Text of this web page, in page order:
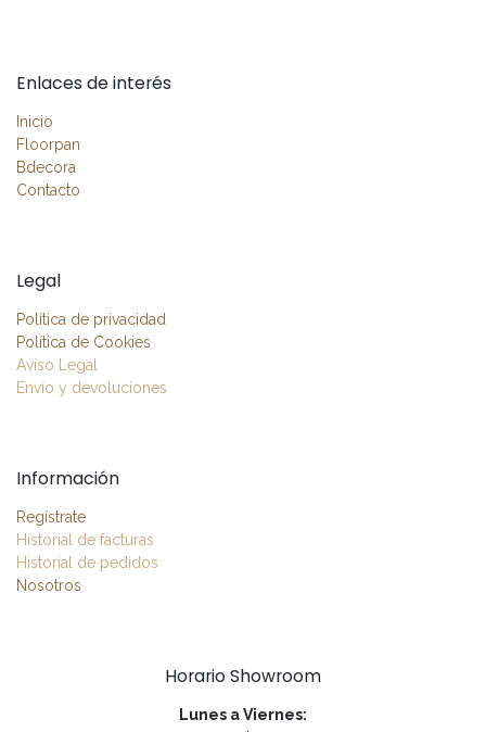
Enlaces de interés
Inicio
Floorpan
Bdecora
Contacto
Legal
Política de privacidad
Política de Cookies
Aviso Legal
Envío y devoluciones
Información
Regístrate
Historial de facturas
Historial de pedidos
Nosotros
Horario Showroom
Lunes a Viernes: